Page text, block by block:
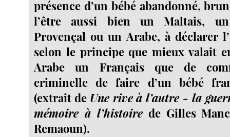
présence d’un bébé abandonné,
l’être aussi bien un Maltais,
Provençal ou un Arabe, à déclarer
selon le principe que mieux valait
Arabe un Français que de
criminelle de faire d’un bébé
(extrait de Une rive à l’autre - la
mémoire à l’histoirede Gilles
Remaoun).